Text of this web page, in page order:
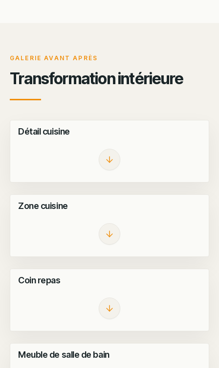
GALERIE AVANT APRÈS
Transformation intérieure
Détail cuisine
Zone cuisine
Coin repas
Meuble de salle de bain